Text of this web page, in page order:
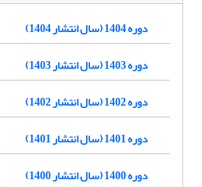
دوره 1404 (سال انتشار 1404)
دوره 1403 (سال انتشار 1403)
دوره 1402 (سال انتشار 1402)
دوره 1401 (سال انتشار 1401)
دوره 1400 (سال انتشار 1400)